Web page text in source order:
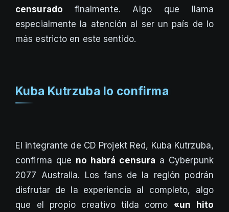
censurado finalmente. Algo que llama
especialmente la atención al ser un país de lo
más estricto en este sentido.
Kuba Kutrzuba lo confirma
El integrante de CD Projekt Red, Kuba Kutrzuba,
confirma que no habrá censura a Cyberpunk
2077 Australia. Los fans de la región podrán
disfrutar de la experiencia al completo, algo
que el propio creativo tilda como «un hito